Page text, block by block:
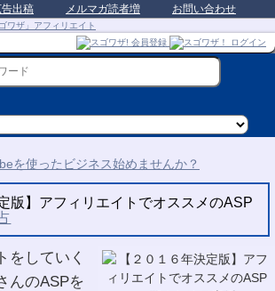
告出稿 メルマガ読者増 お問い合わせ
版】アフィリエイトでオススメのASP
をしていく
んのASPを